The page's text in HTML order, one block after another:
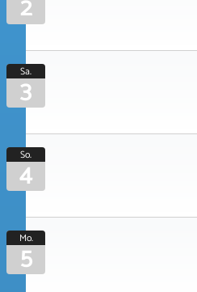
2
Sa.
3
So.
4
Mo.
5